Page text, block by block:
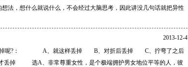
法，想什么就说什么，不会经过大脑思考，因此讲没几句话就把异性
2013-12-4
丢掉呢?： A、就这样丢掉 B、对折后丢掉 C、拧弯了之后
掉 选A、非常尊重女性，是个极端拥护男女地位平等的人，彼